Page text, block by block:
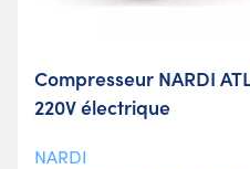
Compresseur NARDI
220V électrique
NARDI